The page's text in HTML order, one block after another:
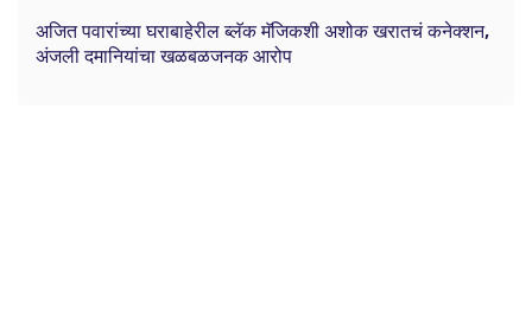
अजित पवारांच्या घराबाहेरील ब्लॅक मॅजिकशी अशोक खरातचं कनेक्शन,
अंजली दमानियांचा खळबळजनक आरोप